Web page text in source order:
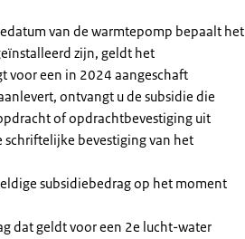
van de warmtepomp bepaalt het
zijn, geldt het
voor een in 2024 aangeschaft
ontvangt u de subsidie die
of opdrachtbevestiging uit
bevestiging van het
subsidiebedrag op het moment
dat geldt voor een 2e lucht-water